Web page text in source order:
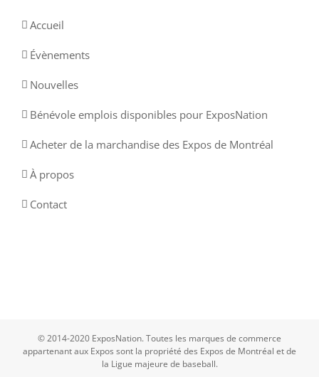
Accueil
Évènements
Nouvelles
Bénévole emplois disponibles pour ExposNation
Acheter de la marchandise des Expos de Montréal
À propos
Contact
© 2014-2020 ExposNation. Toutes les marques de commerce
appartenant aux Expos sont la propriété des Expos de Montréal et de
la Ligue majeure de baseball.